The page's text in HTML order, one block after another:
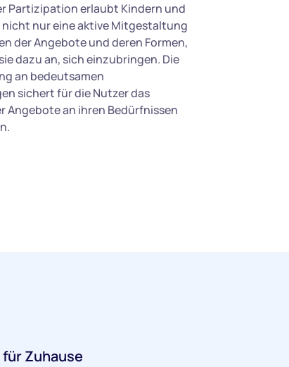
Partizipation erlaubt Kindern und
nur eine aktive Mitgestaltung
der Angebote und deren Formen,
dazu an, sich einzubringen. Die
an bedeutsamen
sichert für die Nutzer das
Angebote an ihren Bedürfnissen
Zuhause